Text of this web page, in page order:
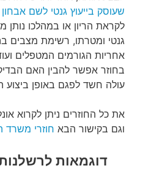
שעוסק בייעוץ גנטי לשם
לקראת הריון או במהלכו נותן
גנטי ומטרתו, רשימת מצבים
אחריות הגורמים המטפלים
בחוזר אפשר להבין האם
עולה חשד לפגם באופן ביצוע
את כל החוזרים ניתן לקרוא
וגם בקישור הבא חוזרי משרד
דוגמאות